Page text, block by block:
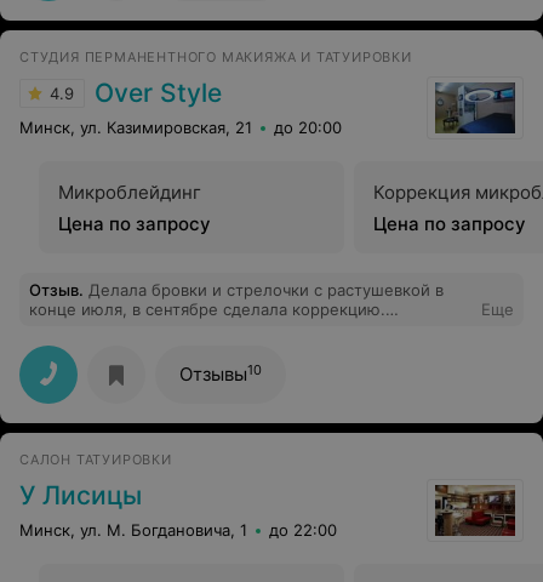
время и деньги.
СТУДИЯ ПЕРМАНЕНТНОГО МАКИЯЖА И ТАТУИРОВКИ
4.9 Over Style
Минск, ул. Казимировская, 21 до 20:00
Микроблейдинг
Цена по запросу
Коррекция
Цена по запросу
Отзыв. Делала бровки и стрелочки с растушевкой в
конце июля, в сентябре сделала коррекцию.
великолепен, сказать что я в восторге, это ничего не
сказать... Спасибо Павлу, действительно мастер своего
дела, просто волшебник...
Еще
Отзывы10
САЛОН ТАТУИРОВКИ
У Лисицы
Минск, ул. М. Богдановича, 1 до 22:00